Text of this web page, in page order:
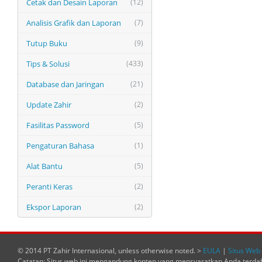
(12)
Cetak dan Desain Laporan
(7)
Analisis Grafik dan Laporan
(9)
Tutup Buku
(433)
Tips & Solusi
(21)
Database dan Jaringan
(2)
Update Zahir
(5)
Fasilitas Password
(1)
Pengaturan Bahasa
(5)
Alat Bantu
(2)
Peranti Keras
(2)
Ekspor Laporan
© 2014 PT Zahir Internasional, unless otherwise noted. > EULA | Situs